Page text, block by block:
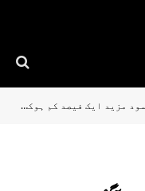
مزيد ايک فيصد کم ہوکر 12 فیصد پر آگئی